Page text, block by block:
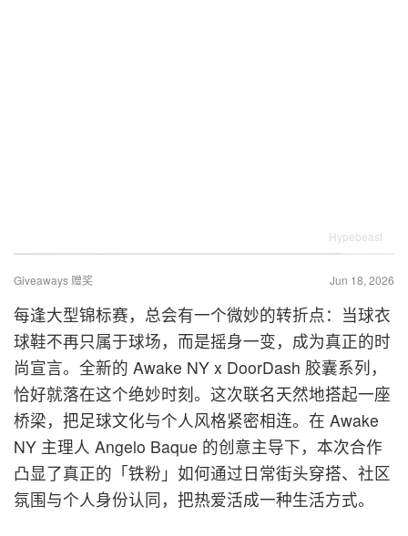
Hypebeast
Giveaways 赠奖 Jun 18, 2026
每逢大型锦标赛，总会有一个微妙的转折点：当球衣
球鞋不再只属于球场，而是摇身一变，成为真正的时
尚宣言。全新的 Awake NY x DoorDash 胶囊系列，
恰好就落在这个绝妙时刻。这次联名天然地搭起一座
桥梁，把足球文化与个人风格紧密相连。在 Awake
NY 主理人 Angelo Baque 的创意主导下，本次合作
凸显了真正的「铁粉」如何通过日常街头穿搭、社区
氛围与个人身份认同，把热爱活成一种生活方式。